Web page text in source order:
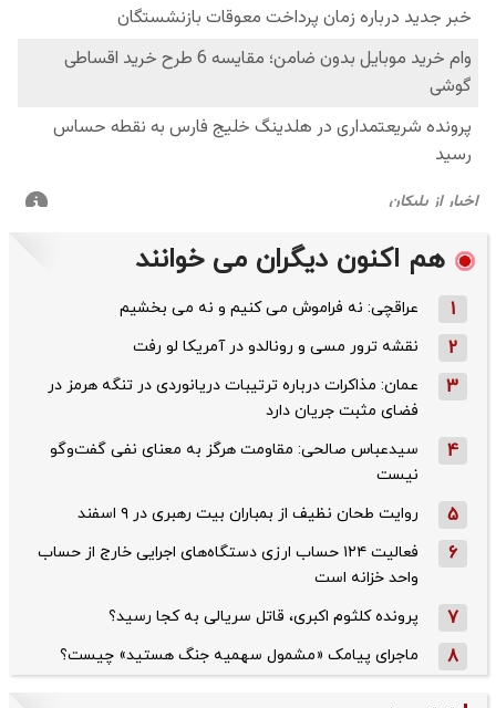
هم اکنون دیگران می خوانند
1 عراقچی: نه فراموش می کنیم و نه می بخشیم
2 نقشه ترور مسی و رونالدو در آمریکا لو رفت
3
عمان: مذاکرات درباره ترتیبات دریانوردی در تنگه هرمز در
فضای مثبت جریان دارد
4
سیدعباس صالحی: مقاومت هرگز به معنای نفی گفت‌وگو
نیست
5 روایت طحان‌ نظیف از بمباران بیت رهبری در ۹ اسفند
6
فعالیت ۱۲۴ حساب ارزی دستگاه‌های اجرایی خارج از حساب
واحد خزانه است
7 پرونده کلثوم اکبری، قاتل سریالی به کجا رسید؟
8 ماجرای پیامک «مشمول سهمیه جنگ هستید» چیست؟